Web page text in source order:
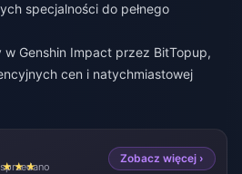
specjalności do pełnego
w Genshin Impact przez BitTopup,
cen i natychmiastowej
Zobacz więcej ›